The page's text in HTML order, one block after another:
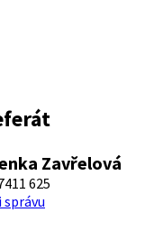
Zavřelová
625
správu